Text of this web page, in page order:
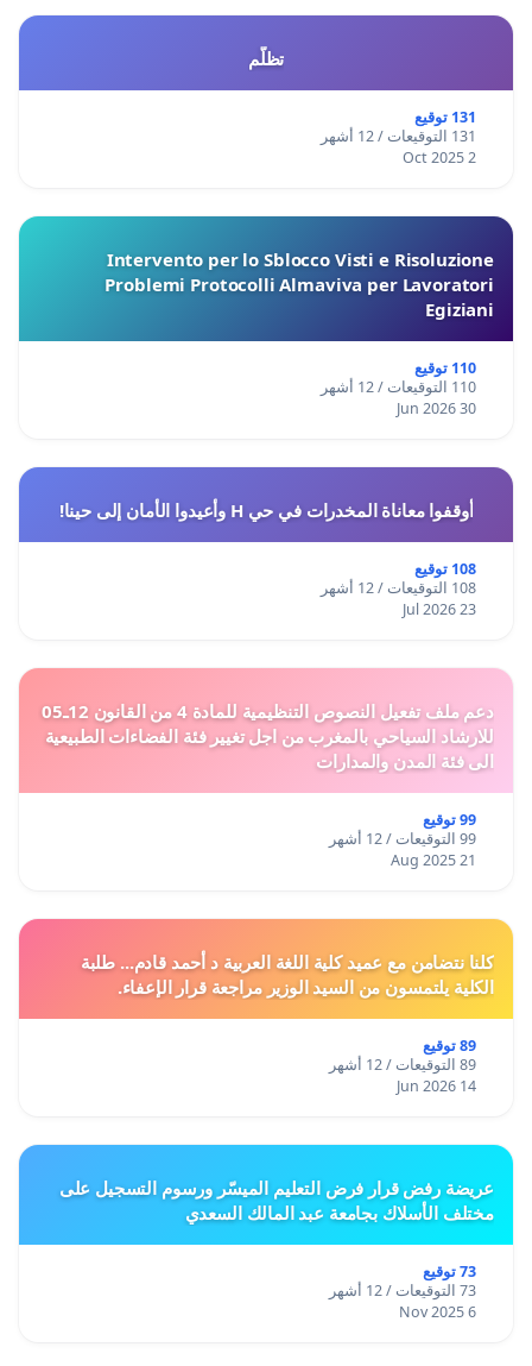
تظلّم
131 توقيع
131 التوقيعات / 12 أشهر
2 Oct 2025
Intervento per lo Sblocco Visti e Risoluzione
Problemi Protocolli Almaviva per Lavoratori
Egiziani
110 توقيع
110 التوقيعات / 12 أشهر
30 Jun 2026
أوقفوا معاناة المخدرات في حي H وأعيدوا الأمان إلى حينا!
108 توقيع
108 التوقيعات / 12 أشهر
23 Jul 2026
دعم ملف تفعيل النصوص التنظيمية للمادة 4 من القانون 12ـ05
للارشاد السياحي بالمغرب من اجل تغيير فئة الفضاءات الطبيعية
الى فئة المدن والمدارات
99 توقيع
99 التوقيعات / 12 أشهر
21 Aug 2025
كلنا نتضامن مع عميد كلية اللغة العربية د أحمد قادم... طلبة
الكلية يلتمسون من السيد الوزير مراجعة قرار الإعفاء.
89 توقيع
89 التوقيعات / 12 أشهر
14 Jun 2026
عريضة رفض قرار فرض التعليم الميسّر ورسوم التسجيل على
مختلف الأسلاك بجامعة عبد المالك السعدي
73 توقيع
73 التوقيعات / 12 أشهر
6 Nov 2025